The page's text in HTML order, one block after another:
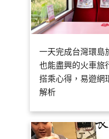
一天完成台灣環島
也能盡興的火車旅
搭乘心得，易遊網
解析